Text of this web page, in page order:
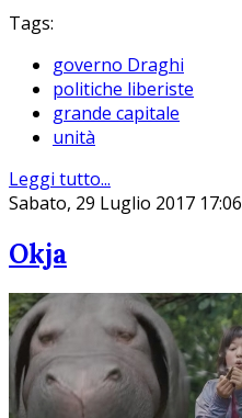
Tags:
governo Draghi
politiche liberiste
grande capitale
unità
Leggi tutto...
Sabato, 29 Luglio 2017 17:06
Okja